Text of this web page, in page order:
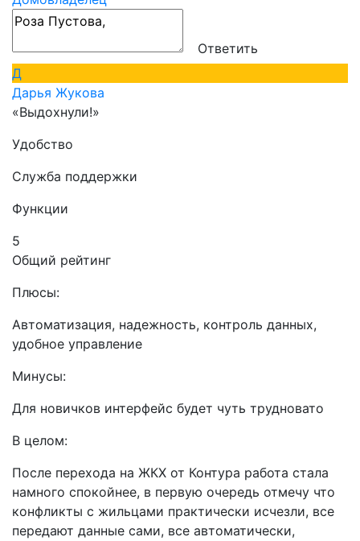
Ответить
Д
Дарья Жукова
«Выдохнули!»
Удобство
Служба поддержки
Функции
5
Общий рейтинг
Плюсы:
Автоматизация, надежность, контроль данных,
удобное управление
Минусы:
Для новичков интерфейс будет чуть трудновато
В целом:
После перехода на ЖКХ от Контура работа стала
намного спокойнее, в первую очередь отмечу что
конфликты с жильцами практически исчезли, все
передают данные сами, все автоматически,